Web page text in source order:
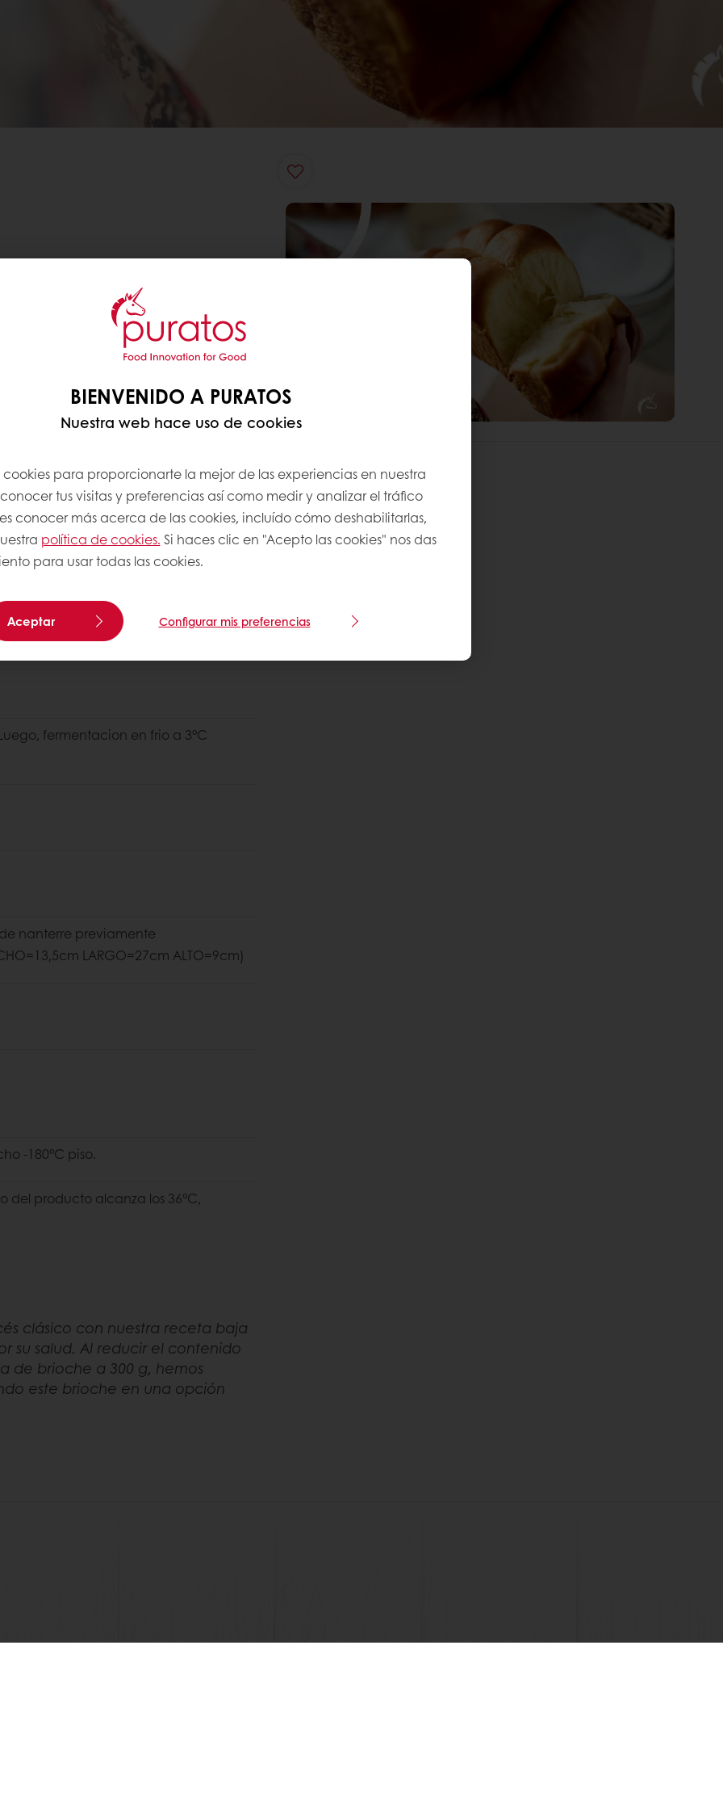
sin la materia grasa. Agrega la
en velocidad baja, Aumenta la
sea necesario.
por 30min.
fermentacion en frio a 3°C
nanterre previamente
LARGO=27cm ALTO=9cm)
-180°C piso.
producto alcanza los 36°C,
clásico con nuestra receta baja
su salud. Al reducir el contenido
de brioche a 300 g, hemos
este brioche en una opción
BIENVENIDO A PURATOS
Nuestra web hace uso de cookies
cookies para proporcionarte la mejor de las experiencias en nuestra
tus visitas y preferencias así como medir y analizar el tráfico
conocer más acerca de las cookies, incluído cómo deshabilitarlas,
política de cookies. Si haces clic en "Acepto las cookies" nos das
para usar todas las cookies.
Aceptar Configurar mis preferencias